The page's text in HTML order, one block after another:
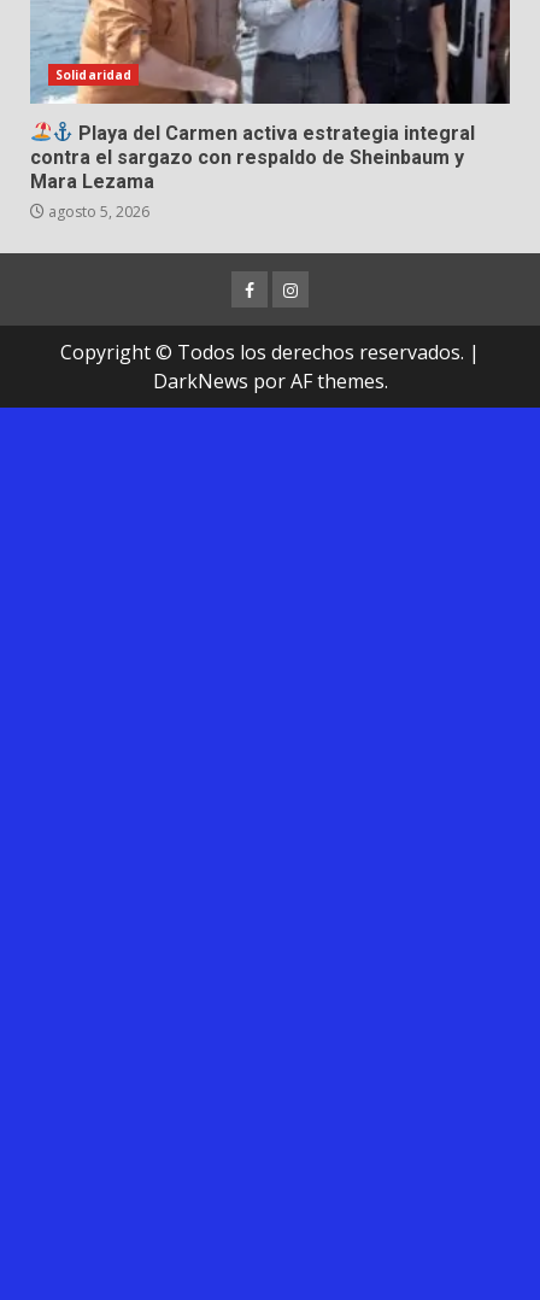
Solidaridad
Playa del Carmen activa estrategia integral
contra el sargazo con respaldo de Sheinbaum y
Mara Lezama
agosto 5, 2026
FacebookInstagram
Copyright © Todos los derechos reservados. |
DarkNews por AF themes.